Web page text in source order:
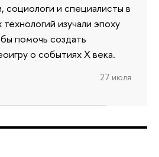
социологи и специалисты в
изучали эпоху
помочь создать
о событиях X века.
27 июля